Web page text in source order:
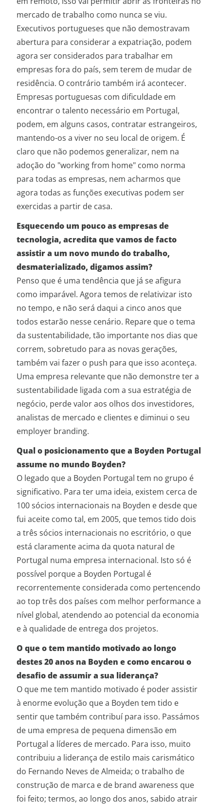
mercado de trabalho como nunca se viu.
Executivos portugueses que não demostravam
abertura para considerar a expatriação, podem
agora ser considerados para trabalhar em
empresas fora do país, sem terem de mudar de
residência. O contrário também irá acontecer.
Empresas portuguesas com dificuldade em
encontrar o talento necessário em Portugal,
podem, em alguns casos, contratar estrangeiros,
mantendo-os a viver no seu local de origem. É
claro que não podemos generalizar, nem na
adoção do "working from home" como norma
para todas as empresas, nem acharmos que
agora todas as funções executivas podem ser
exercidas a partir de casa.
Esquecendo um pouco as empresas de
tecnologia, acredita que vamos de facto
assistir a um novo mundo do trabalho,
desmaterializado, digamos assim?
Penso que é uma tendência que já se afigura
como imparável. Agora temos de relativizar isto
no tempo, e não será daqui a cinco anos que
todos estarão nesse cenário. Repare que o tema
da sustentabilidade, tão importante nos dias que
correm, sobretudo para as novas gerações,
também vai fazer o push para que isso aconteça.
Uma empresa relevante que não demonstre ter a
sustentabilidade ligada com a sua estratégia de
negócio, perde valor aos olhos dos investidores,
analistas de mercado e clientes e diminui o seu
employer branding.
Qual o posicionamento que a Boyden Portugal
assume no mundo Boyden?
O legado que a Boyden Portugal tem no grupo é
significativo. Para ter uma ideia, existem cerca de
100 sócios internacionais na Boyden e desde que
fui aceite como tal, em 2005, que temos tido dois
a três sócios internacionais no escritório, o que
está claramente acima da quota natural de
Portugal numa empresa internacional. Isto só é
possível porque a Boyden Portugal é
recorrentemente considerada como pertencendo
ao top três dos países com melhor performance a
nível global, atendendo ao potencial da economia
e à qualidade de entrega dos projetos.
O que o tem mantido motivado ao longo
destes 20 anos na Boyden e como encarou o
desafio de assumir a sua liderança?
O que me tem mantido motivado é poder assistir
à enorme evolução que a Boyden tem tido e
sentir que também contribuí para isso. Passámos
de uma empresa de pequena dimensão em
Portugal a líderes de mercado. Para isso, muito
contribuiu a liderança de estilo mais carismático
do Fernando Neves de Almeida; o trabalho de
construção de marca e de brand awareness que
foi feito; termos, ao longo dos anos, sabido atrair